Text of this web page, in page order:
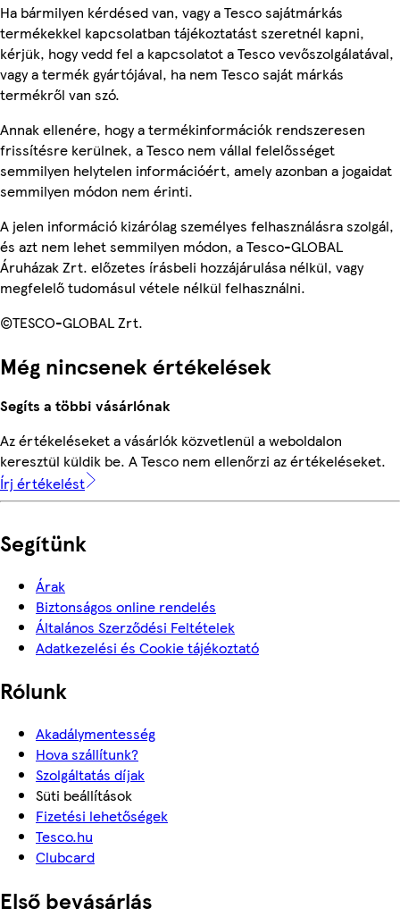
Ha bármilyen kérdésed van, vagy a Tesco sajátmárkás
termékekkel kapcsolatban tájékoztatást szeretnél kapni,
kérjük, hogy vedd fel a kapcsolatot a Tesco vevőszolgálatával,
vagy a termék gyártójával, ha nem Tesco saját márkás
termékről van szó.
Annak ellenére, hogy a termékinformációk rendszeresen
frissítésre kerülnek, a Tesco nem vállal felelősséget
semmilyen helytelen információért, amely azonban a jogaidat
semmilyen módon nem érinti.
A jelen információ kizárólag személyes felhasználásra szolgál,
és azt nem lehet semmilyen módon, a Tesco-GLOBAL
Áruházak Zrt. előzetes írásbeli hozzájárulása nélkül, vagy
megfelelő tudomásul vétele nélkül felhasználni.
©TESCO-GLOBAL Zrt.
Még nincsenek értékelések
Segíts a többi vásárlónak
Az értékeléseket a vásárlók közvetlenül a weboldalon
keresztül küldik be. A Tesco nem ellenőrzi az értékeléseket.
Írj értékelést
Segítünk
Árak
Biztonságos online rendelés
Általános Szerződési Feltételek
Adatkezelési és Cookie tájékoztató
Rólunk
Akadálymentesség
Hova szállítunk?
Szolgáltatás díjak
Süti beállítások
Fizetési lehetőségek
Tesco.hu
Clubcard
Első bevásárlás